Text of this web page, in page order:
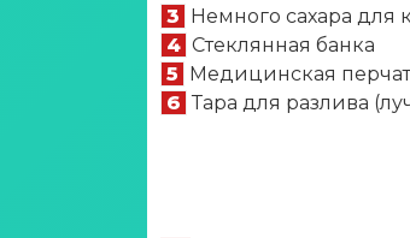
3 Немного сахара для
4 Стеклянная банка
5 Медицинская
6 Тара для разлива